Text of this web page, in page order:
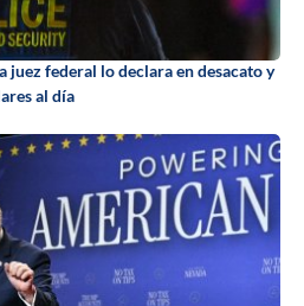
juez federal lo declara en desacato y
al día